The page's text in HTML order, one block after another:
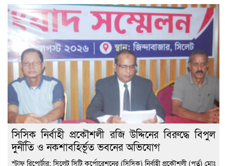
সিসিক নির্বাহী প্রকৌশলী রজি উদ্দিনের বিরুদ্ধে বিপুল
দুর্নীতি ও নকশাবহির্ভূত ভবনের অভিযোগ
স্টাফ রিপোর্টার: সিলেট সিটি কর্পোরেশনের (সিসিক) নির্বাহী প্রকৌশলী (পূর্ত) মোঃ